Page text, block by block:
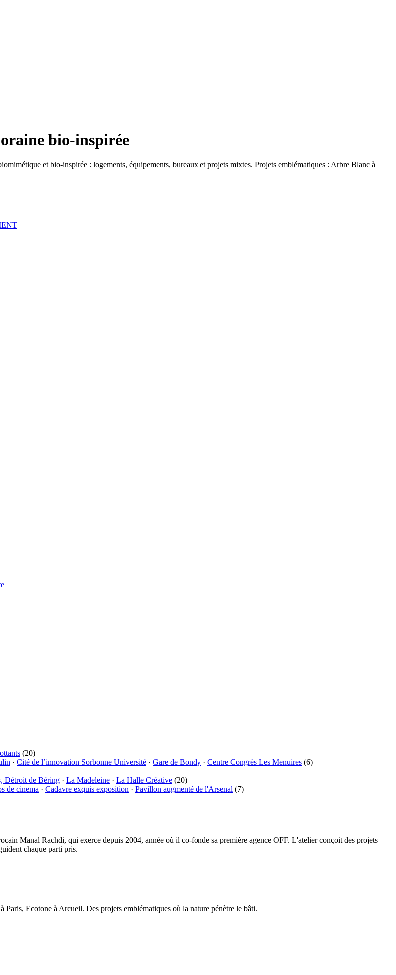
bio-inspirée
et bio-inspirée : logements, équipements, bureaux et projets mixtes. Projets emblématiques : Arbre Blanc à
(20)
· Cité de l’innovation Sorbonne Université · Gare de Bondy · Centre Congrès Les Menuires (6)
Détroit de Béring · La Madeleine · La Halle Créative (20)
de cinema · Cadavre exquis exposition · Pavillon augmenté de l'Arsenal (7)
Manal Rachdi, qui exerce depuis 2004, année où il co-fonde sa première agence OFF. L'atelier conçoit des projets
chaque parti pris.
Ecotone à Arcueil. Des projets emblématiques où la nature pénètre le bâti.